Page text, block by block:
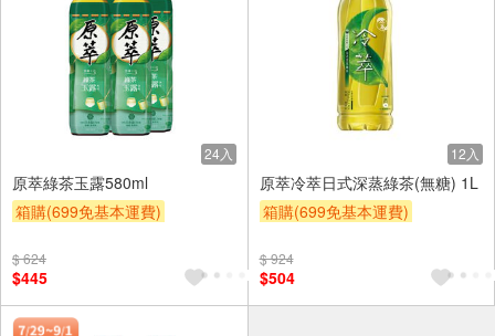
24入
原萃綠茶玉露580ml
箱購(699免基本運費)
贈OPENPOINT
滿額9折
$ 624
$445
12入
原萃冷萃日式深蒸綠茶(無糖) 1L
箱購(699免基本運費)
贈OPENPOINT
贈$200
$ 924
$504